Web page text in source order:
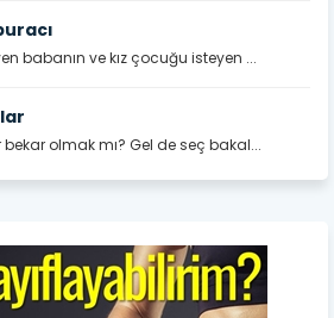
babanın ve kız çocuğu isteyen ...
bekar olmak mı? Gel de seç bakal...